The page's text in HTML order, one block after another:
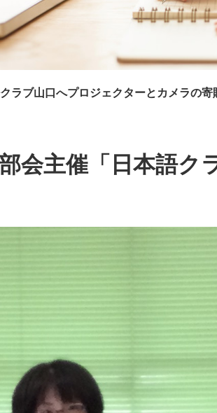
ブ山口へプロジェクターとカメラの寄
会主催「日本語ク